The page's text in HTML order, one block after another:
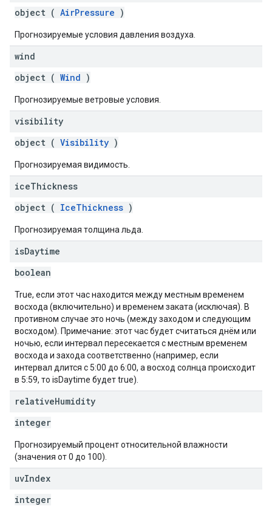
object ( AirPressure )
Прогнозируемые условия давления воздуха.
wind
object ( Wind )
Прогнозируемые ветровые условия.
visibility
object ( Visibility )
Прогнозируемая видимость.
iceThickness
object ( IceThickness )
Прогнозируемая толщина льда.
isDaytime
boolean
True, если этот час находится между местным временем
восхода (включительно) и временем заката (исключая). В
противном случае это ночь (между заходом и следующим
восходом). Примечание: этот час будет считаться днём или
ночью, если интервал пересекается с местным временем
восхода и захода соответственно (например, если
интервал длится с 5:00 до 6:00, а восход солнца происходит
в 5:59, то isDaytime будет true).
relativeHumidity
integer
Прогнозируемый процент относительной влажности
(значения от 0 до 100).
uvIndex
integer